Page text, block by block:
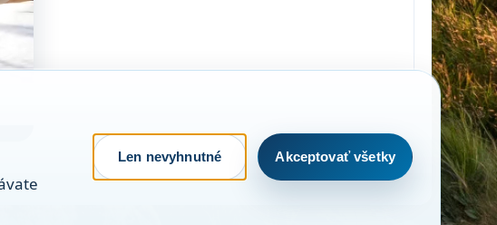
Len nevyhnutné Akceptovať všetky